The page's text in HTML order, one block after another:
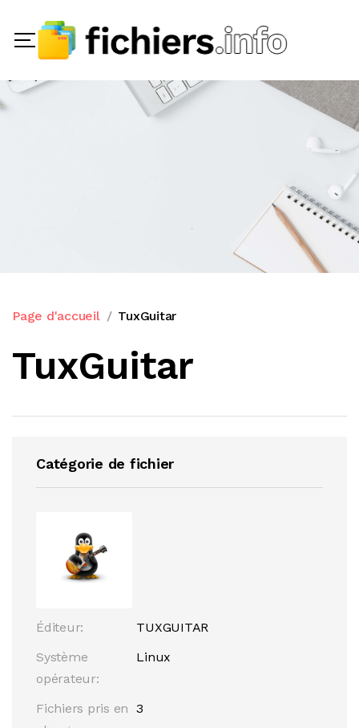
Page d'accueil TuxGuitar
TuxGuitar
Catégorie de fichier
Éditeur:
TUXGUITAR
Système
opérateur:
Linux
Fichiers pris en 3